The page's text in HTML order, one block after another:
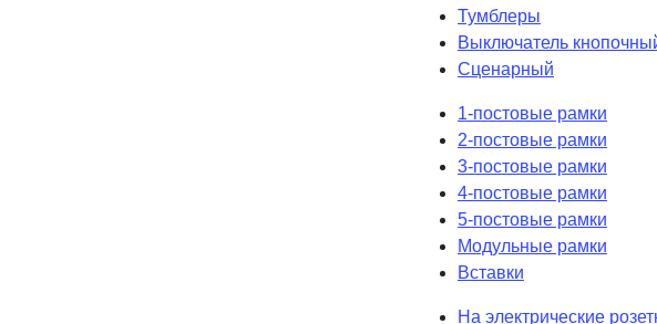
Тумблеры
Выключатель
Сценарный
1-постовые рамки
2-постовые рамки
3-постовые рамки
4-постовые рамки
5-постовые рамки
Модульные рамки
Вставки
На электрические